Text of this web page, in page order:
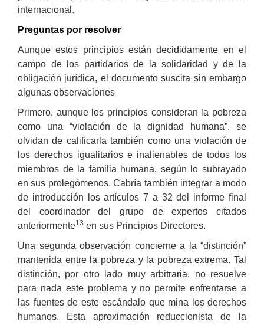
internacional.
Preguntas por resolver
Aunque estos principios están decididamente en el
campo de los partidarios de la solidaridad y de la
obligación jurídica, el documento suscita sin embargo
algunas observaciones
Primero, aunque los principios consideran la pobreza
como una “violación de la dignidad humana”, se
olvidan de calificarla también como una violación de
los derechos igualitarios e inalienables de todos los
miembros de la familia humana, según lo subrayado
en sus prolegómenos. Cabría también integrar a modo
de introducción los artículos 7 a 32 del informe final
del coordinador del grupo de expertos citados
anteriormente13 en sus Principios Directores.
Una segunda observación concierne a la “distinción”
mantenida entre la pobreza y la pobreza extrema. Tal
distinción, por otro lado muy arbitraria, no resuelve
para nada este problema y no permite enfrentarse a
las fuentes de este escándalo que mina los derechos
humanos. Esta aproximación reduccionista de la